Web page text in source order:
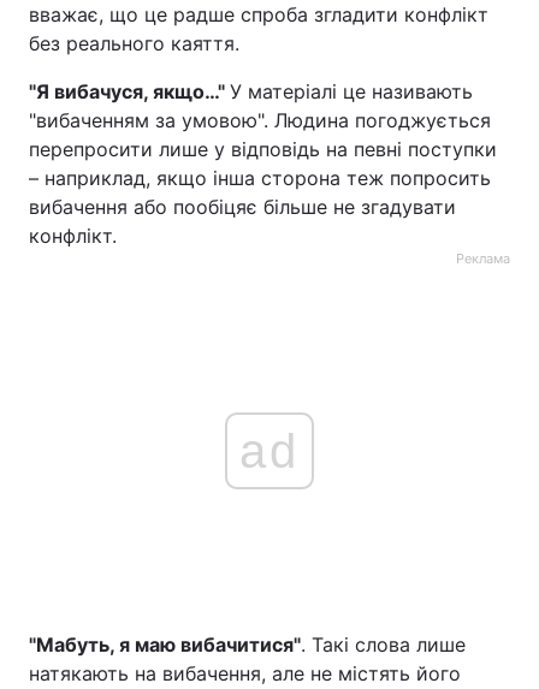
вважає, що це радше спроба згладити конфлікт
без реального каяття.
"Я вибачуся, якщо…" У матеріалі це називають
"вибаченням за умовою". Людина погоджується
перепросити лише у відповідь на певні поступки
– наприклад, якщо інша сторона теж попросить
вибачення або пообіцяє більше не згадувати
конфлікт.
Реклама
ad
"Мабуть, я маю вибачитися". Такі слова лише
натякають на вибачення, але не містять його